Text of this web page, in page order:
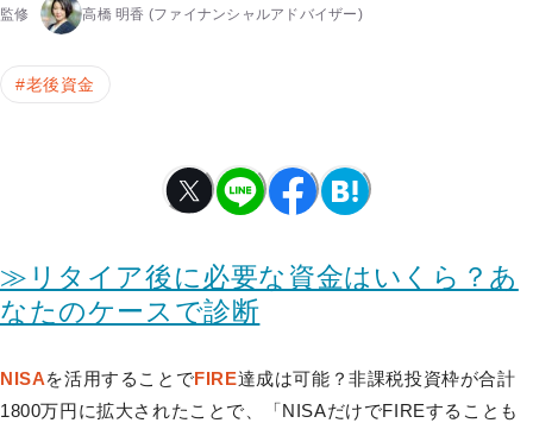
監修 高橋 明香 (ファイナンシャルアドバイザー)
#老後資金
≫リタイア後に必要な資金はいくら？あ
なたのケースで診断
NISAを活用することでFIRE達成は可能？非課税投資枠が合計
1800万円に拡大されたことで、「NISAだけでFIREすることも